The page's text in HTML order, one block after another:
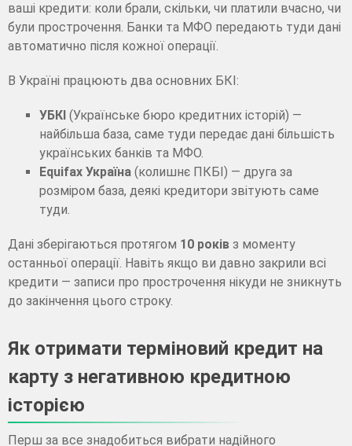
ваші кредити: коли брали, скільки, чи платили вчасно, чи
були прострочення. Банки та МФО передають туди дані
автоматично після кожної операції.
В Україні працюють два основних БКІ:
УБКІ (Українське бюро кредитних історій) —
найбільша база, саме туди передає дані більшість
українських банків та МФО.
Equifax Україна (колишнє ПКБІ) — друга за
розміром база, деякі кредитори звітують саме
туди.
Дані зберігаються протягом 10 років з моменту
останньої операції. Навіть якщо ви давно закрили всі
кредити — записи про прострочення нікуди не зникнуть
до закінчення цього строку.
Як отримати терміновий кредит на
карту з негативною кредитною
історією
Перш за все знадобиться вибрати надійного